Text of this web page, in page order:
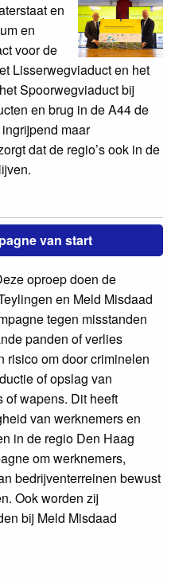
en
en
voor de
Lisserwegviaduct en het
Spoorwegviaduct bij
en brug in de A44 de
maar
dat de regio’s ook in de
van start
oproep doen de
en Meld Misdaad
tegen misstanden
panden of verlies
risico​ om door criminelen
of opslag van
of wapens. Dit heeft
van werknemers en
in de regio Den Haag
om werknemers,
bedrijventerreinen bewust
Ook worden zij
bij Meld Misdaad